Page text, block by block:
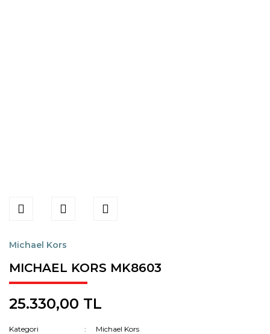
Michael Kors
MICHAEL KORS MK8603
25.330,00 TL
Kategori
Michael Kors